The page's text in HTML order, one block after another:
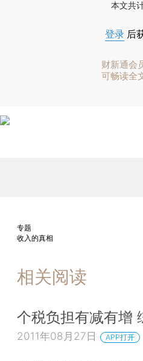
本文共
登录 后
财新通会
可畅读全
专题
收入的真相
相关阅读
个税负担有减有增
2011年08月27日 APP打开